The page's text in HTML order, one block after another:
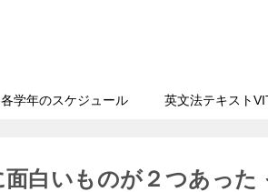
各学年のスケジュール 英文法テキスト
白いものが２つあった